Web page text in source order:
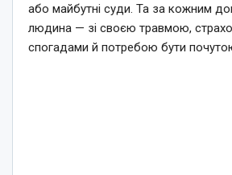
або майбутні суди. Та за кожним
людина — зі своєю травмою,
спогадами й потребою бути